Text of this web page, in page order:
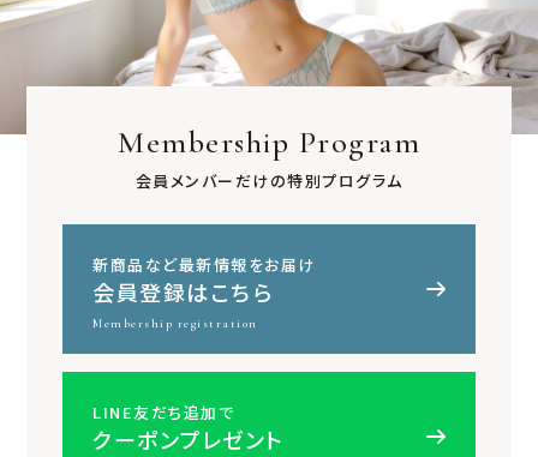
Membership Program
会員メンバーだけの特別プログラム
新商品など最新情報をお届け
会員登録はこちら
Membership registration
LINE友だち追加で
クーポンプレゼント